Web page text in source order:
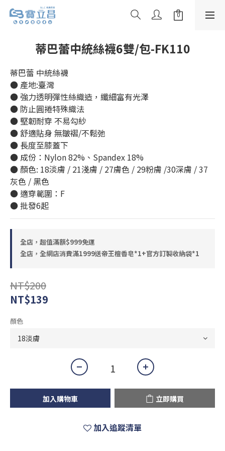
蒂巴蕾中統絲襪6雙/包-FK110
蒂巴蕾 中統絲襪
● 產地:臺灣
● 強力透明彈性絲織造，纖細富有光澤
● 防止圓捲特殊織法
● 堅韌耐穿 不易勾紗
● 舒適貼身 無皺褶/不鬆弛
● 長度至膝蓋下
● 成份：Nylon 82%、Spandex 18%
● 顏色: 18淡膚 / 21淺膚 / 27膚色 / 29粉膚 /30深膚 / 37
灰色 / 黑色
● 適穿範圍：F
● 批發6起
全店，超值滿額$999免運
全店，全網店消費滿1999送帝王檀香皂*1+官方訂製收納袋*1
NT$200
NT$139
顏色
加入購物車 立即購買
加入追蹤清單